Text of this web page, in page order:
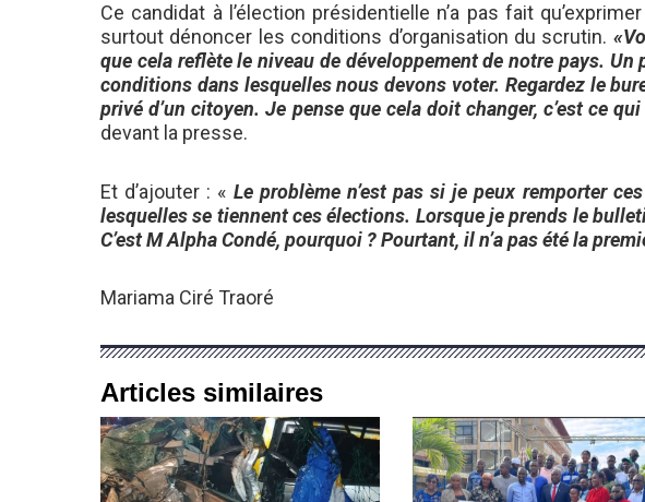
Ce candidat à l’élection présidentielle n’a pas fait
surtout dénoncer les conditions d’organisation du scrutin.
que cela reflète le niveau de développement de notre pays. Un
conditions dans lesquelles nous devons voter. Regardez le
privé d’un citoyen. Je pense que cela doit changer, c’est ce
devant la presse.
Et d’ajouter : « Le problème n’est pas si je peux remporter
lesquelles se tiennent ces élections. Lorsque je prends le
C’est M Alpha Condé, pourquoi ? Pourtant, il n’a pas été la
Mariama Ciré Traoré
Articles similaires